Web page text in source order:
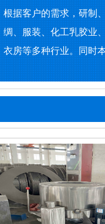
根据客户的需求，研制
绸、服装、化工乳胶业
衣房等多种行业。同时